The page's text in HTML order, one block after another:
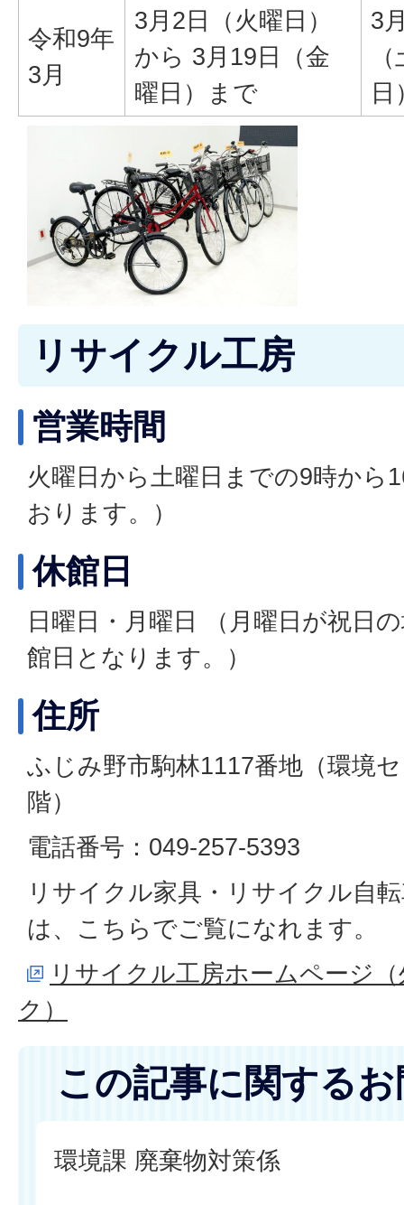
令和9年
3月
3月2日（火曜日）
から 3月19日（金
曜日）まで
3
日
リサイクル工房
営業時間
火曜日から土曜日までの9時から
おります。）
休館日
日曜日・月曜日 （月曜日が祝日
館日となります。）
住所
ふじみ野市駒林1117番地（環境
階）
電話番号：049-257-5393
リサイクル家具・リサイクル自
は、こちらでご覧になれます。
リサイクル工房ホームページ
ク）
この記事に関する
環境課 廃棄物対策係